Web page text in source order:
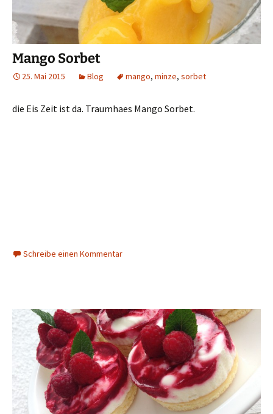
Mango Sorbet
25. Mai 2015 Blog mango, minze, sorbet
die Eis Zeit ist da. Traumhaftes Mango Sorbet.
Schreibe einen Kommentar